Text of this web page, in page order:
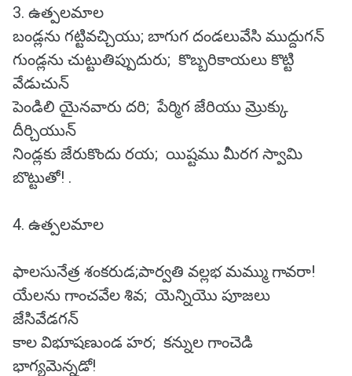
3. ఉత్పలమాల
బండ్లను గట్టివచ్చియు; బాగుగ దండలువేసి ముద్దుగన్
గుండ్లను చుట్టుతిప్పుదురు; కొబ్బరికాయలు కొట్టి
వేడుచున్
పెండిలి యైనవారు దరి; పేర్మిగ జేరియు మ్రొక్కు
దీర్చియున్
నిండ్లకు జేరుకొందు రయ; యిష్టము మీరగ స్వామి
బొట్టుతో! .
4. ఉత్పలమాల
ఫాలసునేత్ర శంకరుడ;పార్వతి వల్లభ మమ్ము గావరా!
యేలను గాంచవేల శివ; యెన్నియొ పూజలు
జేసివేడగన్
కాల విభూషణుండ హర; కన్నుల గాంచెడి
భాగ్యమెన్నడో!